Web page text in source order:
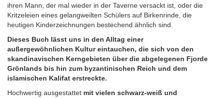
ihren Mann, der mal wieder in der Taverne versackt ist, oder die
Kritzeleien eines gelangweilten Schülers auf Birkenrinde, die
heutigen Kinderzeichnungen bestechend ähnlich sind.
Dieses Buch lässt uns in den Alltag einer
außergewöhnlichen Kultur eintauchen, die sich von den
skandinavischen Kerngebieten über die abgelegenen Fjorde
Grönlands bis hin zum byzantinischen Reich und dem
islamischen Kalifat erstreckte.
Hochwertig ausgestattet mit vielen schwarz-weiß und